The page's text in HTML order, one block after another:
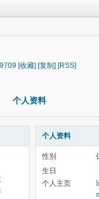
[收藏] [复制] [RSS]
个人资料
个人资料
性别
生日
个人主页